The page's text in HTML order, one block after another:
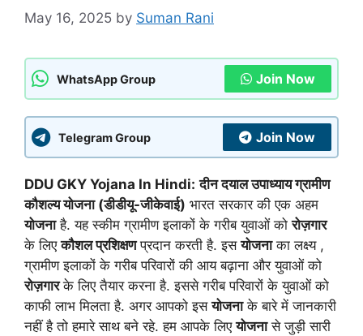
May 16, 2025 by Suman Rani
WhatsApp Group Join Now
Telegram Group Join Now
DDU GKY Yojana In Hindi: दीन दयाल उपाध्याय ग्रामीण
कौशल्य योजना (डीडीयू-जीकेवाई) भारत सरकार की एक अहम
योजनाहै. यह स्कीम ग्रामीण इलाकों के गरीब युवाओं कोरोज़गार
के लिएकौशल प्रशिक्षणप्रदान करती है. इसयोजनाका लक्ष्य ,
ग्रामीण इलाकों के गरीब परिवारों की आय बढ़ाना और युवाओं को
रोज़गारके लिए तैयार करना है. इससे गरीब परिवारों के युवाओं को
काफी लाभ मिलता है. अगर आपको इसयोजनाके बारे में जानकारी
नहीं है तो हमारे साथ बने रहे. हम आपके लिएयोजनासे जुड़ी सारी